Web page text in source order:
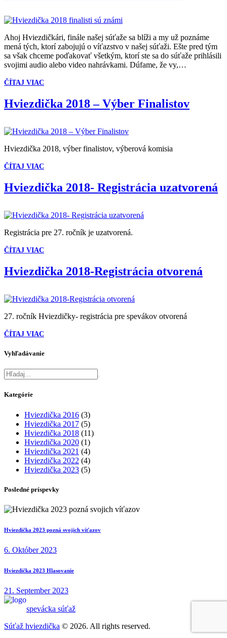
Ahoj Hviezdičkári, finále našej súťaže sa blíži a my už poznáme
mená tých, ktorí zabojujú o víťazstvo v našej súťaži. Ešte pred tým
sa však chceme poďakovať všetkým, ktorí ste sa do súťaže prihlásili
svojimi audio alebo video nahrávkami. Dúfame, že vy,…
ČÍTAJ VIAC
Hviezdička 2018 – Výber Finalistov
Hviezdička 2018, výber finalistov, výberová komisia
ČÍTAJ VIAC
Hviezdička 2018- Registrácia uzatvorená
Registrácia pre 27. ročník je uzatvorená.
ČÍTAJ VIAC
Hviezdička 2018-Registrácia otvorená
27. ročník Hviezdičky- registrácia pre spevákov otvorená
ČÍTAJ VIAC
Vyhľadávanie
Kategórie
Hviezdička 2016 (3)
Hviezdička 2017 (5)
Hviezdička 2018 (11)
Hviezdička 2020 (1)
Hviezdička 2021 (4)
Hviezdička 2022 (4)
Hviezdička 2023 (5)
Posledné príspevky
Hviezdička 2023 pozná svojich víťazov
6. Október 2023
Hviezdička 2023 Hlasovanie
21. September 2023
spevácka súťaž
Súťaž hviezdička © 2026. All rights reserved.